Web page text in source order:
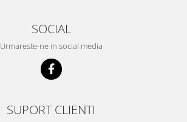
SOCIAL
Urmareste-ne in social media
SUPORT CLIENTI